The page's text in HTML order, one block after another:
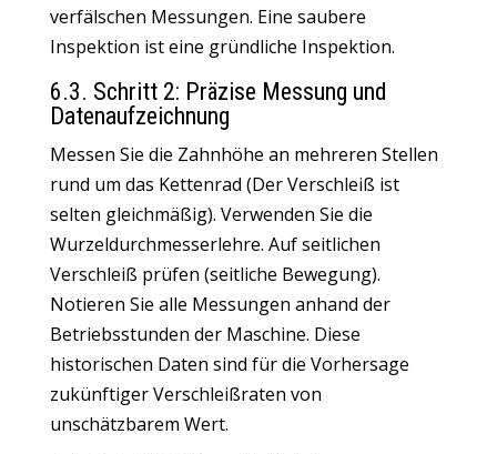
verfälschen Messungen. Eine saubere
Inspektion ist eine gründliche Inspektion.
6.3. Schritt 2: Präzise Messung und
Datenaufzeichnung
Messen Sie die Zahnhöhe an mehreren Stellen
rund um das Kettenrad (Der Verschleiß ist
selten gleichmäßig). Verwenden Sie die
Wurzeldurchmesserlehre. Auf seitlichen
Verschleiß prüfen (seitliche Bewegung).
Notieren Sie alle Messungen anhand der
Betriebsstunden der Maschine. Diese
historischen Daten sind für die Vorhersage
zukünftiger Verschleißraten von
unschätzbarem Wert.